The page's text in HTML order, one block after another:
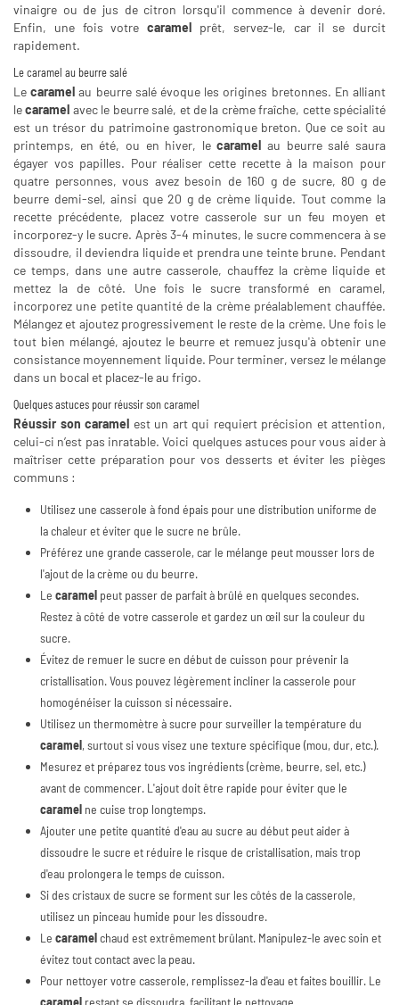
vinaigre ou de jus de citron lorsqu'il commence à devenir doré.
Enfin, une fois votrecaramel prêt, servez-le, car il se durcit
rapidement.
Le caramel au beurre salé
Lecaramel au beurre salé évoque les origines bretonnes. En alliant
lecaramel avec le beurre salé, et de la crème fraîche, cette spécialité
est un trésor du patrimoine gastronomique breton. Que ce soit au
printemps, en été, ou en hiver, lecaramel au beurre salé saura
égayer vos papilles. Pour réaliser cette recette à la maison pour
quatre personnes, vous avez besoin de 160 g de sucre, 80 g de
beurre demi-sel, ainsi que 20 g de crème liquide. Tout comme la
recette précédente, placez votre casserole sur un feu moyen et
incorporez-y le sucre. Après 3-4 minutes, le sucre commencera à se
dissoudre, il deviendra liquide et prendra une teinte brune. Pendant
ce temps, dans une autre casserole, chauffez la crème liquide et
mettez la de côté. Une fois le sucre transformé en caramel,
incorporez une petite quantité de la crème préalablement chauffée.
Mélangez et ajoutez progressivement le reste de la crème. Une fois le
tout bien mélangé, ajoutez le beurre et remuez jusqu'à obtenir une
consistance moyennement liquide. Pour terminer, versez le mélange
dans un bocal et placez-le au frigo.
Quelques astuces pour réussir son caramel
Réussir son caramel est un art qui requiert précision et attention,
celui-ci n’est pas inratable. Voici quelques astuces pour vous aider à
maîtriser cette préparation pour vos desserts et éviter les pièges
communs :
Utilisez une casserole à fond épais pour une distribution uniforme de
la chaleur et éviter que le sucre ne brûle.
Préférez une grande casserole, car le mélange peut mousser lors de
l'ajout de la crème ou du beurre.
Le caramel peut passer de parfait à brûlé en quelques secondes.
Restez à côté de votre casserole et gardez un œil sur la couleur du
sucre.
Évitez de remuer le sucre en début de cuisson pour prévenir la
cristallisation. Vous pouvez légèrement incliner la casserole pour
homogénéiser la cuisson si nécessaire.
Utilisez un thermomètre à sucre pour surveiller la température du
caramel, surtout si vous visez une texture spécifique (mou, dur, etc.).
Mesurez et préparez tous vos ingrédients (crème, beurre, sel, etc.)
avant de commencer. L'ajout doit être rapide pour éviter que le
caramel ne cuise trop longtemps.
Ajouter une petite quantité d'eau au sucre au début peut aider à
dissoudre le sucre et réduire le risque de cristallisation, mais trop
d'eau prolongera le temps de cuisson.
Si des cristaux de sucre se forment sur les côtés de la casserole,
utilisez un pinceau humide pour les dissoudre.
Le caramelchaud est extrêmement brûlant. Manipulez-le avec soin et
évitez tout contact avec la peau.
Pour nettoyer votre casserole, remplissez-la d'eau et faites bouillir. Le
caramel restant se dissoudra, facilitant le nettoyage.